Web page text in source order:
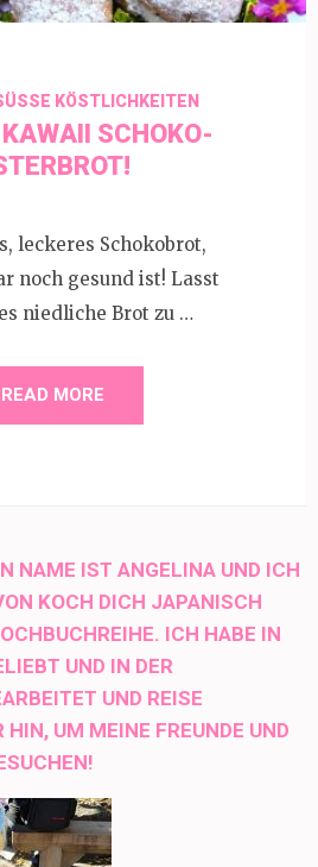
KÖSTLICHKEITEN
SCHOKO-
leckeres Schokobrot,
noch gesund ist! Lasst
niedliche Brot zu …
READ MORE
NAME IST ANGELINA UND ICH
KOCH DICH JAPANISCH
ICH HABE IN
UND IN DER
UND REISE
UM MEINE FREUNDE UND